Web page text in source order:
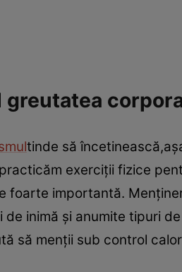
tinde să
exerciţii fizice
foarte importantă.
inimă şi anumite tipuri
să menţii sub control